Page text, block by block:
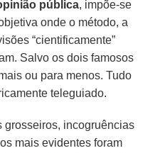
pública, impõe-se
onde o método, a
“cientificamente”
Salvo os dois famosos
ou para menos. Tudo
teleguiado.
grosseiros, incogruências
mais evidentes foram